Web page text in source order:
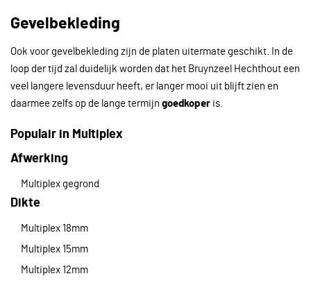
Gevelbekleding
Ook voor gevelbekleding zijn de platen uitermate geschikt. In de
loop der tijd zal duidelijk worden dat het Bruynzeel Hechthout een
veel langere levensduur heeft, er langer mooi uit blijft zien en
daarmee zelfs op de lange termijn goedkoper is.
Populair in Multiplex
Afwerking
Multiplex gegrond
Dikte
Multiplex 18mm
Multiplex 15mm
Multiplex 12mm